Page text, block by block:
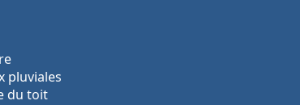
pluviales
du toit